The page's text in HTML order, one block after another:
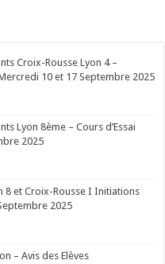
Croix-Rousse Lyon 4 –
10 et 17 Septembre 2025
Lyon 8ème – Cours d’Essai
2025
8 et Croix-Rousse I Initiations
2025
– Avis des Elèves